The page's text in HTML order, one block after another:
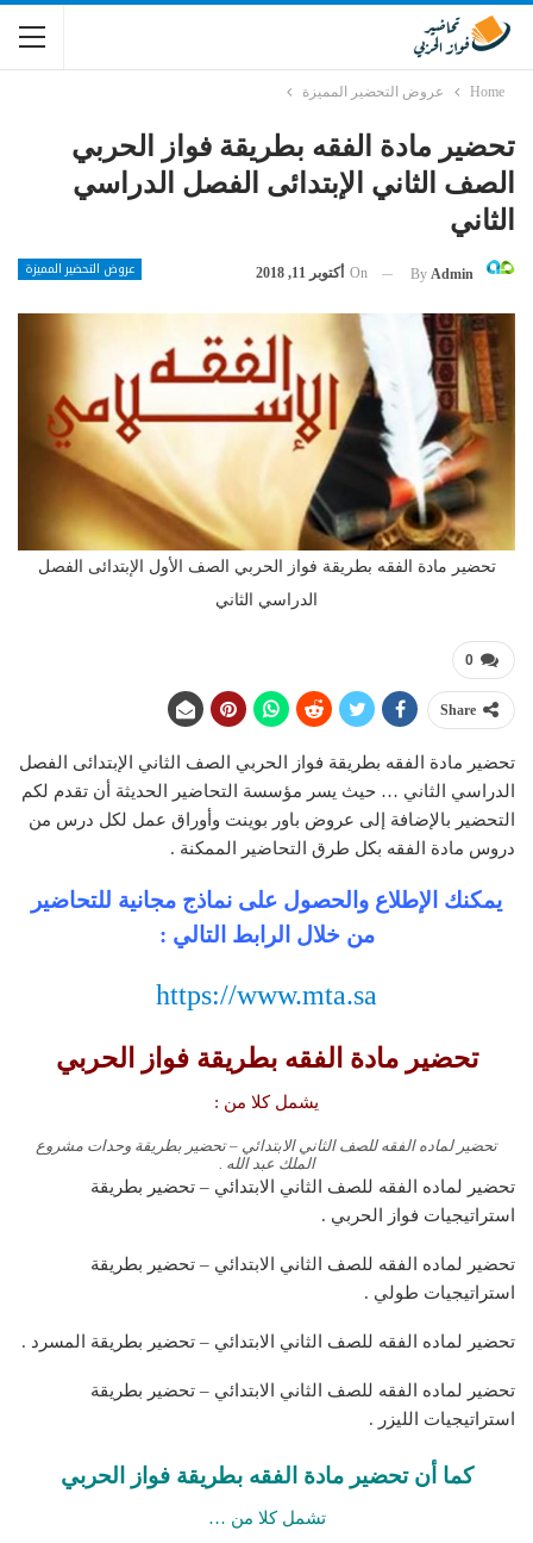
Home عروض التحضير المميزة
تحضير مادة الفقه بطريقة فواز الحربي
الصف الثاني الإبتدائى الفصل الدراسي
الثاني
عروض التحضير المميزة By Admin
On أكتوبر 11, 2018
تحضير مادة الفقه بطريقة فواز الحربي الصف الأول الإبتدائى الفصل
الدراسي الثاني
0
Share
تحضير مادة الفقه بطريقة فواز الحربي الصف الثاني الإبتدائى الفصل
الدراسي الثاني … حيث يسر مؤسسة التحاضير الحديثة أن تقدم لكم
التحضير بالإضافة إلى عروض باور بوينت وأوراق عمل لكل درس من
دروس مادة الفقه بكل طرق التحاضير الممكنة .
يمكنك الإطلاع والحصول على نماذج مجانية للتحاضير
من خلال الرابط التالي :
https://www.mta.sa
تحضير مادة الفقه بطريقة فواز الحربي
يشمل كلا من :
تحضير لماده الفقه للصف الثاني الابتدائي – تحضير بطريقة وحدات مشروع
الملك عبد الله .
تحضير لماده الفقه للصف الثاني الابتدائي – تحضير بطريقة
استراتيجيات فواز الحربي .
تحضير لماده الفقه للصف الثاني الابتدائي – تحضير بطريقة
استراتيجيات طولي .
تحضير لماده الفقه للصف الثاني الابتدائي – تحضير بطريقة المسرد .
تحضير لماده الفقه للصف الثاني الابتدائي – تحضير بطريقة
استراتيجيات الليزر .
كما أن تحضير مادة الفقهبطريقة فواز الحربي
تشمل كلا من …